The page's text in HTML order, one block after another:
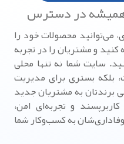
همیشه در دسترس
می‌توانید محصولات خود را
و مشتریان را در تجربه
سایت شما نه تنها محلی
بلکه بستری برای مدیریت
به مشتریان جدید
و تجربه‌ای امن،
به کسب‌وکار شما